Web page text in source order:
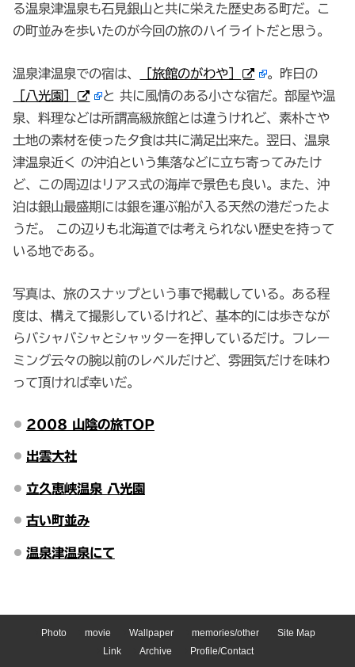
る温泉津温泉も石見銀山と共に栄えた歴史ある町だ。こ
の町並みを歩いたのが今回の旅のハイライトだと思う。
温泉津温泉での宿は、 ［旅館のがわや］
。昨日の
［八光園］
と 共に風情のある小さな宿だ。部屋や温
泉、料理などは所謂高級旅館とは違うけれど、素朴さや
土地の素材を使った夕食は共に満足出来た。翌日、温泉
津温泉近く の沖泊という集落などに立ち寄ってみたけ
ど、この周辺はリアス式の海岸で景色も良い。また、沖
泊は銀山最盛期には銀を運ぶ船が入る天然の港だったよ
うだ。 この辺りも北海道では考えられない歴史を持って
いる地である。
写真は、旅のスナップという事で掲載している。ある程
度は、構えて撮影しているけれど、基本的には歩きなが
らバシャバシャとシャッターを押しているだけ。フレー
ミング云々の腕以前のレベルだけど、雰囲気だけを味わ
って頂ければ幸いだ。
2008 山陰の旅TOP
出雲大社
立久恵峡温泉 八光園
古い町並み
温泉津温泉にて
Photo movie Wallpaper memories/other
Site Map
Link
Archive Profile/Contact